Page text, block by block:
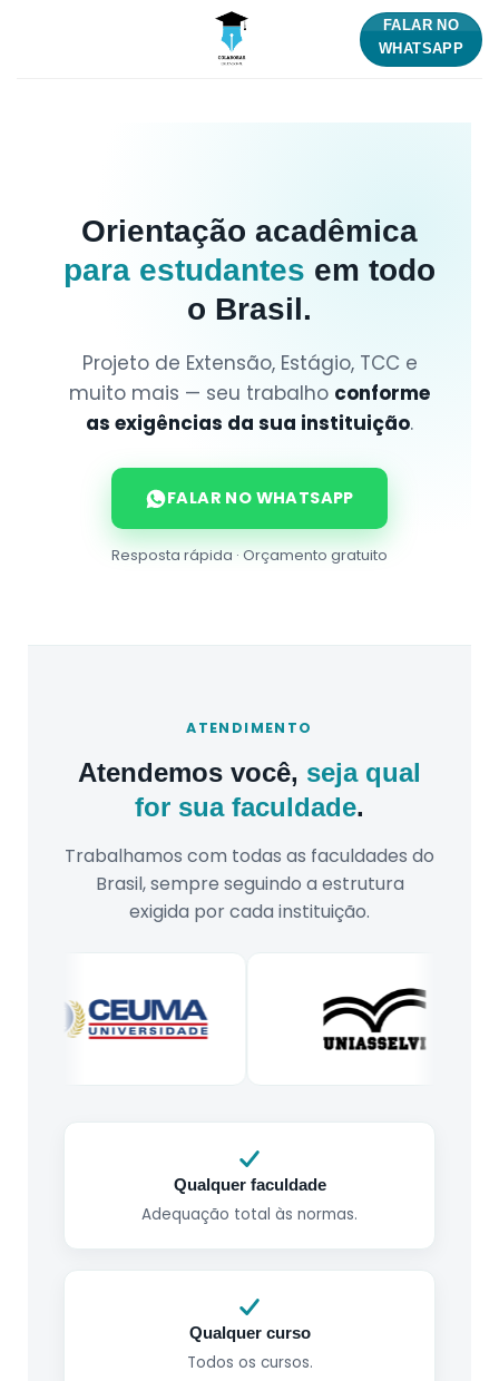
FALAR NO
WHATSAPP
Orientação acadêmica
para estudantes em todo
o Brasil.
Projeto de Extensão, Estágio, TCC e
muito mais — seu trabalho conforme
as exigências da sua instituição.
FALAR NO WHATSAPP
Resposta rápida · Orçamento gratuito
ATENDIMENTO
Atendemos você, seja qual
for sua faculdade.
Trabalhamos com todas as faculdades do
Brasil, sempre seguindo a estrutura
exigida por cada instituição.
Qualquer faculdade
Adequação total às normas.
Qualquer curso
Todos os cursos.